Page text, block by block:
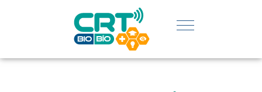
REGIÓN:
CONOCE